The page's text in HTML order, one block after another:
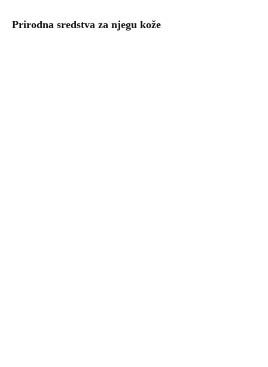
Prirodna sredstva za njegu kože